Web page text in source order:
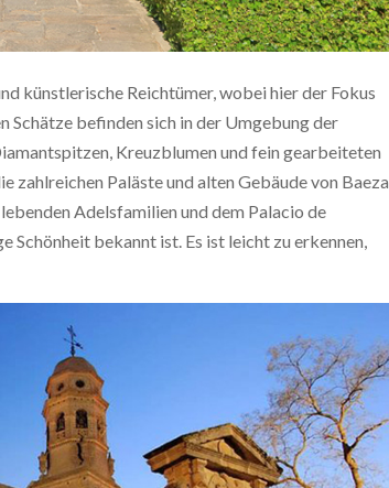
künstlerische Reichtümer, wobei hier der Fokus
befinden sich in der Umgebung der
Kreuzblumen und fein gearbeiteten
zahlreichen Paläste und alten Gebäude von Baeza
Adelsfamilien und dem Palacio de
Schönheit bekannt ist. Es ist leicht zu erkennen,